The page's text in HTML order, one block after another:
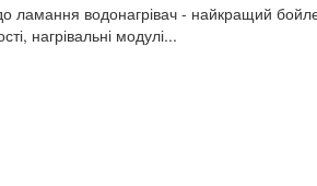
ламання водонагрівач - найкращий
нагрівальні модулі...